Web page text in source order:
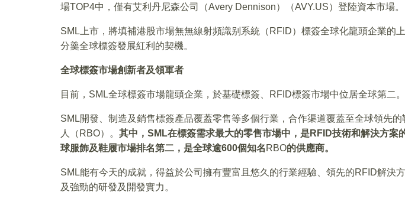
場TOP4中，僅有艾利丹尼森公司（Avery Dennison）（AVY.US）登陸資本市場。
SML上市，將填補港股市場無無線射頻識别系統（RFID）標簽全球化龍頭企業的
分羹全球標簽發展紅利的契機。
全球標簽市場創新者及領軍者
目前，SML全球標簽市場龍頭企業，於基礎標簽、RFID標簽市場中位居全球第二。
SML開發、制造及銷售標簽產品覆蓋零售等多個行業，合作渠道覆蓋至全球領先
人（RBO）。 其中， SML在標簽需求最大的零售市場中，是RFID技術和解決方案
球服飾及鞋履市場排名第二，是全球逾600個知名 RBO的供應商。
SML能有今天的成就，得益於公司擁有豐富且悠久的行業經驗、領先的RFID解決
及強勁的研發及開發實力。